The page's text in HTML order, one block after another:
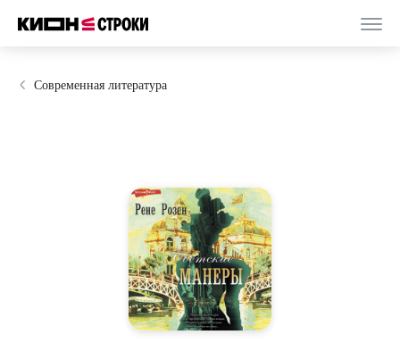
Современная литература